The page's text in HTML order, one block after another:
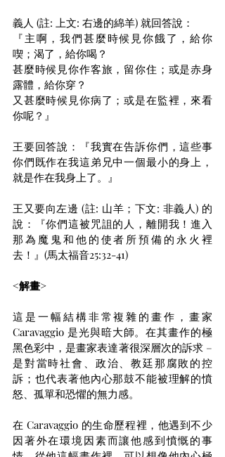
義人 (註: 上文: 右邊的綿羊) 就回答說：
『主啊，我們甚麼時候見你餓了，給你
喫；渴了，給你喝？
甚麼時候見你作客旅，留你住；或是赤身
露體，給你穿？
又甚麼時候見你病了；或是在監裡，來看
你呢？』
王要回答說：『我實在告訴你們，這些事
你們既作在我這弟兄中一個最小的身上，
就是作在我身上了。』
王又要向左邊 (註: 山羊；下文: 非義人) 的
說：『你們這被咒詛的人，離開我！進入
那為魔鬼和他的使者所預備的永火裡
去！』(馬太福音25:32-41)
<解畫>
這是一幅結構非常複雜的畫作，畫家
Caravaggio 是光與暗大師。在其畫作的極
黑色彩中，是畫家表達著很深層次的訴求 –
是對當時社會、政治、教廷那腐敗的控
訴；也代表著他內心那鼓不能被理解的憤
怒、孤單和恐懼的無力感。
在 Caravaggio 的生命歷程裡，他遇到不少
因著外在環境因素而讓他感到憤慨的事